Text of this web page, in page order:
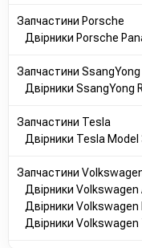
Запчастини Porsche
Двірники Porsche
Запчастини SsangYong
Двірники SsangYong
Запчастини Tesla
Двірники Tesla Model
Запчастини
Двірники Volkswagen
Двірники
Двірники Volkswagen